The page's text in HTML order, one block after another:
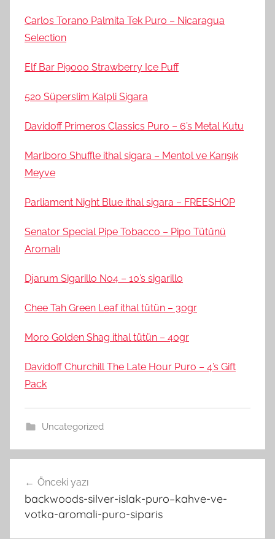
Carlos Torano Palmita Tek Puro – Nicaragua
Selection
Elf Bar Pi9000 Strawberry Ice Puff
520 Süperslim Kalpli Sigara
Davidoff Primeros Classics Puro – 6’s Metal Kutu
Marlboro Shuffle ithal sigara – Mentol ve Karışık
Meyve
Parliament Night Blue ithal sigara – FREESHOP
Senator Special Pipe Tobacco – Pipo Tütünü
Aromalı
Djarum Sigarillo No4 – 10’s sigarillo
Chee Tah Green Leaf ithal tütün – 30gr
Moro Golden Shag ithal tütün – 40gr
Davidoff Churchill The Late Hour Puro – 4’s Gift
Pack
Uncategorized
gezinmesi
Önceki yazı
backwoods-silver-islak-puro–kahve-ve-
votka-aromali-puro-siparis